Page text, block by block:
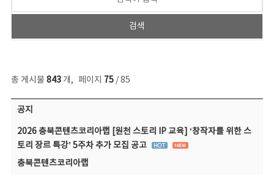
총 게시물 843개, 페이지 75/ 85
공지사항 목록 - 번호, 제목, 작성자, 파일, 조회수, 작성일 정보 제공
공지
2026 충북콘텐츠코리아랩 [원천 스토리 IP 교육] ‘창작자를 위한 스
토리 장르 특강’ 5주차 추가 모집 공고
충북콘텐츠코리아랩